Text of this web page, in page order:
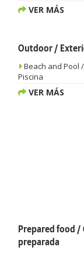
VER MÁS
Outdoor /
Beach and Pool
Piscina
VER MÁS
Prepared food /
preparada